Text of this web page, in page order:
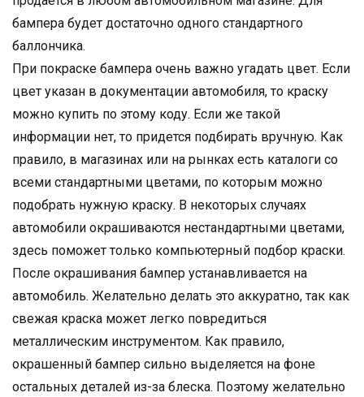
бампера будет достаточно одного стандартного
баллончика.
При покраске бампера очень важно угадать цвет. Если
цвет указан в документации автомобиля, то краску
можно купить по этому коду. Если же такой
информации нет, то придется подбирать вручную. Как
правило, в магазинах или на рынках есть каталоги со
всеми стандартными цветами, по которым можно
подобрать нужную краску. В некоторых случаях
автомобили окрашиваются нестандартными цветами,
здесь поможет только компьютерный подбор краски.
После окрашивания бампер устанавливается на
автомобиль. Желательно делать это аккуратно, так как
свежая краска может легко повредиться
металлическим инструментом. Как правило,
окрашенный бампер сильно выделяется на фоне
остальных деталей из-за блеска. Поэтому желательно